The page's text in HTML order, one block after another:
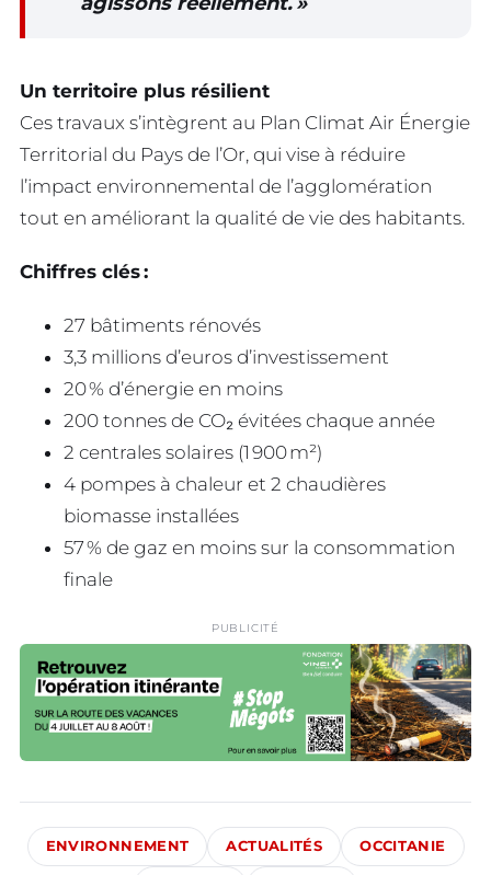
Un territoire plus résilient
Ces travaux s’intègrent au Plan Climat Air Énergie
Territorial du Pays de l’Or, qui vise à réduire
l’impact environnemental de l’agglomération
tout en améliorant la qualité de vie des habitants.
Chiffres clés :
27 bâtiments rénovés
3,3 millions d’euros d’investissement
20 % d’énergie en moins
200 tonnes de CO₂ évitées chaque année
2 centrales solaires (1 900 m²)
4 pompes à chaleur et 2 chaudières
biomasse installées
57 % de gaz en moins sur la consommation
finale
PUBLICITÉ
ENVIRONNEMENT ACTUALITÉS OCCITANIE